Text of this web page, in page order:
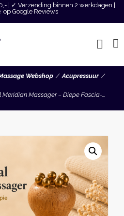
| ✓ Verzending binnen 2 werkdagen |
Google Reviews
Webshop Acupressuur
Meridian Massager – Diepe Fascia-...